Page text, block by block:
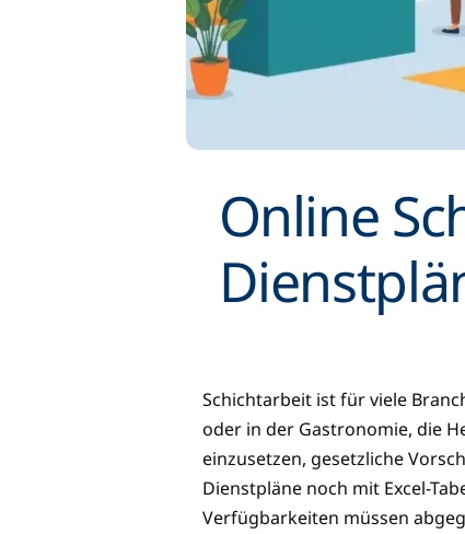
Online
Schichtarbeit ist für viele
oder in der Gastronomie, die
einzusetzen, gesetzliche
Dienstpläne noch mit Excel-
Verfügbarkeiten müssen